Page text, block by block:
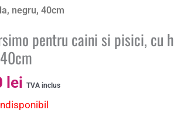
negru, 40cm
pentru caini si pisici, cu
lei TVA inclus